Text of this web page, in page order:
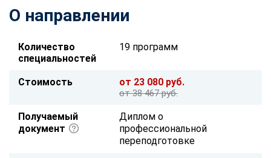
О направлении
Количество
специальностей
19 программ
Стоимость от 23 080 руб.
от 38 467 руб.
Получаемый
документ
Диплом о
профессиональной
переподготовке